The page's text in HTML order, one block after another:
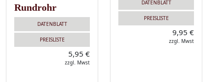
Rundrohr
DATENBLATT
PREISLISTE
5,95 €
zzgl. Mwst
DATENBLATT
PREISLISTE
9,95 €
zzgl. Mwst